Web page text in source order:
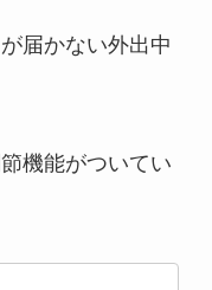
届かない外出中
機能がついてい